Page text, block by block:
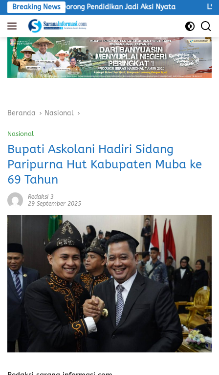
Langsung
ke
konten
Breaking News
Dorong Pendidikan Jadi Aksi Nyata LSM Macan
Beranda Nasional
Nasional
Bupati Askolani Hadiri Sidang
Paripurna Hut Kabupaten Muba ke
69 Tahun
Redaksi 3
29 September 2025